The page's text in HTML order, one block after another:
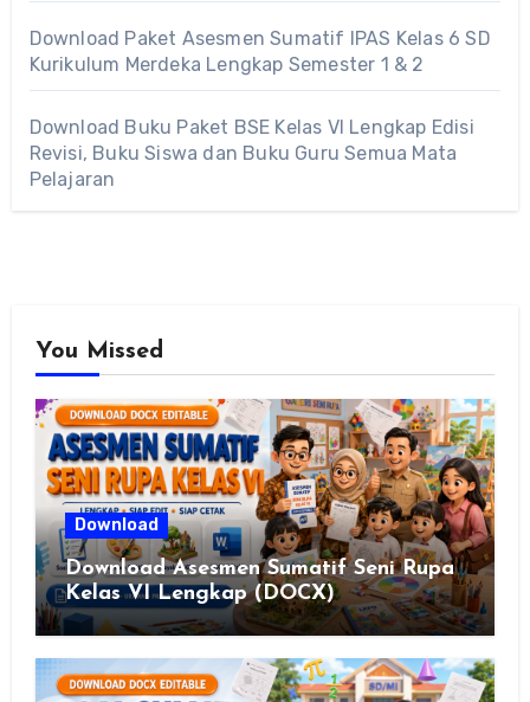
Download Paket Asesmen Sumatif IPAS Kelas 6 SD
Kurikulum Merdeka Lengkap Semester 1 & 2
Download Buku Paket BSE Kelas VI Lengkap Edisi
Revisi, Buku Siswa dan Buku Guru Semua Mata
Pelajaran
You Missed
Download
Download Asesmen Sumatif Seni Rupa
Kelas VI Lengkap (DOCX)